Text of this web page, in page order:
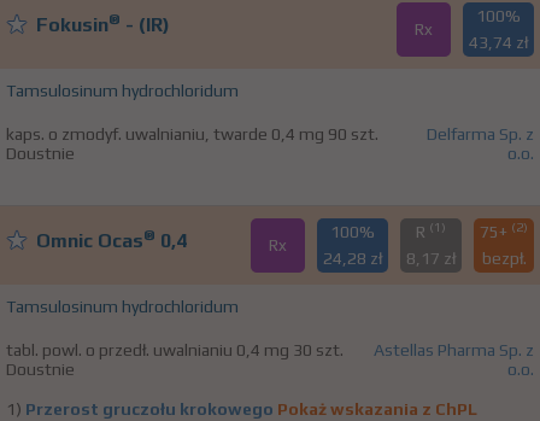
Fokusin® - (IR) Rx
100%
43,74 zł
Tamsulosinum hydrochloridum
kaps. o zmodyf. uwalnianiu, twarde 0,4 mg 90 szt.
Doustnie
Delfarma Sp. z
o.o.
Omnic Ocas® 0,4 Rx
100%
24,28 zł
R (1)
8,17 zł
75+ (2)
bezpł.
Tamsulosinum hydrochloridum
tabl. powl. o przedł. uwalnianiu 0,4 mg 30 szt.
Doustnie
Astellas Pharma Sp. z
o.o.
1) Przerost gruczołu krokowego Pokaż wskazania z ChPL